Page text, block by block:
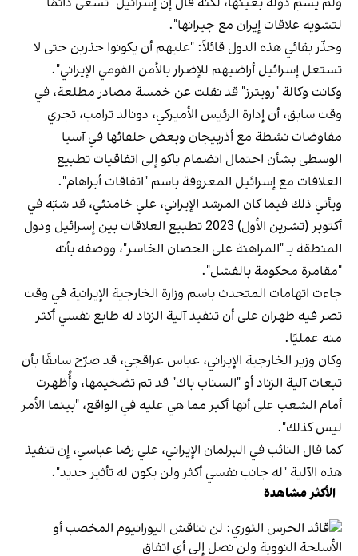
لتشويه علاقات إيران مع جيرانها".
وحذّر بقائي هذه الدول قائلاً: "عليهم أن يكونوا حذرين حتى لا
تستغل إسرائيل أراضيهم للإضرار بالأمن القومي الإيراني".
وكانت وكالة "رويترز" قد نقلت عن خمسة مصادر مطلعة، في
وقت سابق، أن إدارة الرئيس الأميركي، دونالد ترامب، تجري
مفاوضات نشطة مع أذربيجان وبعض حلفائها في آسيا
الوسطى بشأن احتمال انضمام باكو إلى اتفاقيات تطبيع
العلاقات مع إسرائيل المعروفة باسم "اتفاقات أبراهام".
ويأتي ذلك فيما كان المرشد الإيراني، علي خامنئي، قد شبّه في
أكتوبر (تشرين الأول) 2023 تطبيع العلاقات بين إسرائيل ودول
المنطقة بـ "المراهنة على الحصان الخاسر"، ووصفه بأنه
"مقامرة محكومة بالفشل".
جاءت اتهامات المتحدث باسم وزارة الخارجية الإيرانية في وقت
تصر فيه طهران على أن تنفيذ آلية الزناد له طابع نفسي أكثر
منه عمليًا.
وكان وزير الخارجية الإيراني، عباس عراقجي، قد صرّح سابقًا بأن
تبعات آلية الزناد أو "السناب باك" قد تم تضخيمها، وأُظهرت
أمام الشعب على أنها أكبر مما هي عليه في الواقع، "بينما الأمر
ليس كذلك".
كما قال النائب في البرلمان الإيراني، علي رضا عباسي، إن تنفيذ
هذه الآلية "له جانب نفسي أكثر ولن يكون له تأثير جديد".
الأكثر مشاهدة